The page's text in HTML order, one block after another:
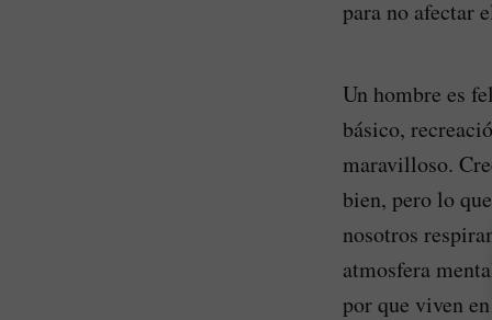
para no afectar
Un hombre es
básico,
maravilloso.
bien, pero lo
nosotros
atmosfera
por que viven